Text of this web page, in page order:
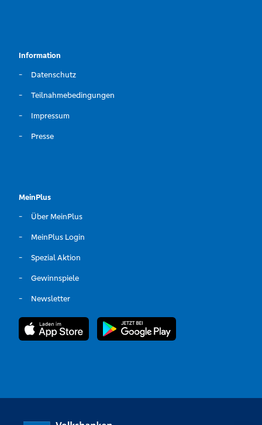
Information
Datenschutz
Teilnahmebedingungen
Impressum
Presse
MeinPlus
Über MeinPlus
MeinPlus Login
Spezial Aktion
Gewinnspiele
Newsletter